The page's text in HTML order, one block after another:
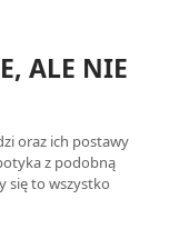
ALE NIE
oraz ich postawy
z podobną
się to wszystko